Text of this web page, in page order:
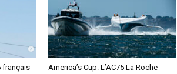
français
America’s Cup. L’AC75 La Roche-